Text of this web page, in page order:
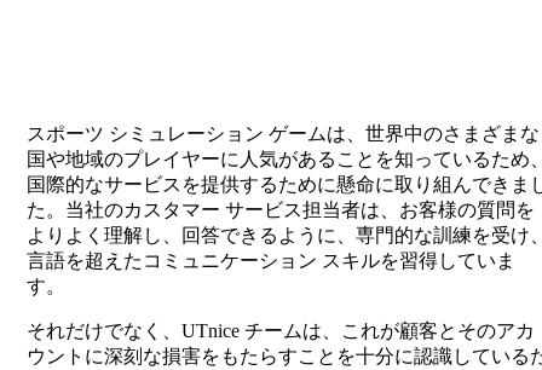
スポーツ シミュレーション ゲームは、世界中のさまざまな
国や地域のプレイヤーに人気があることを知っているため
国際的なサービスを提供するために懸命に取り組んできま
た。当社のカスタマー サービス担当者は、お客様の質問を
よりよく理解し、回答できるように、専門的な訓練を受け
言語を超えたコミュニケーション スキルを習得していま
す。
それだけでなく、UTnice チームは、これが顧客とそのアカ
ウントに深刻な損害をもたらすことを十分に認識している